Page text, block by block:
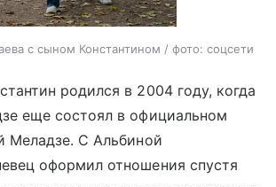
с сыном Константином / фото: соцсети
родился в 2004 году, когда
еще состоял в официальном
Меладзе. С Альбиной
оформил отношения спустя